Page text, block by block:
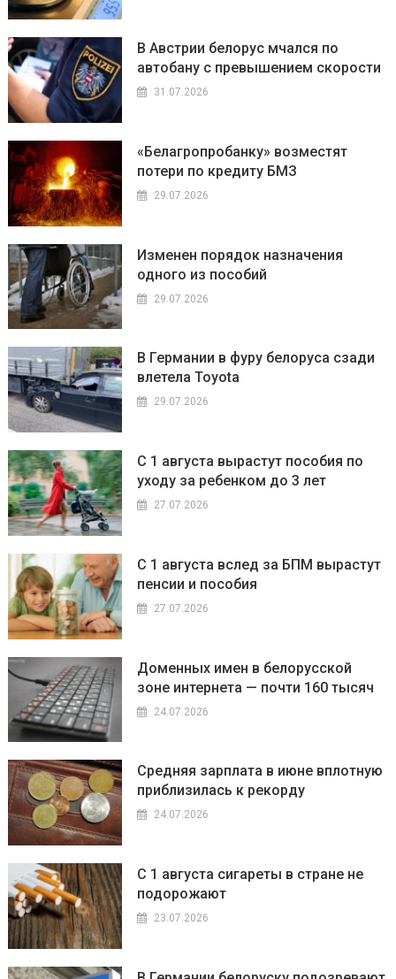
В Австрии белорус мчался по
автобану с превышением скорости
31.07.2026
«Белагропробанку» возместят
потери по кредиту БМЗ
29.07.2026
Изменен порядок назначения
одного из пособий
29.07.2026
В Германии в фуру белоруса сзади
влетела Toyota
29.07.2026
С 1 августа вырастут пособия по
уходу за ребенком до 3 лет
27.07.2026
С 1 августа вслед за БПМ вырастут
пенсии и пособия
27.07.2026
Доменных имен в белорусской
зоне интернета — почти 160 тысяч
24.07.2026
Средняя зарплата в июне вплотную
приблизилась к рекорду
24.07.2026
С 1 августа сигареты в стране не
подорожают
23.07.2026